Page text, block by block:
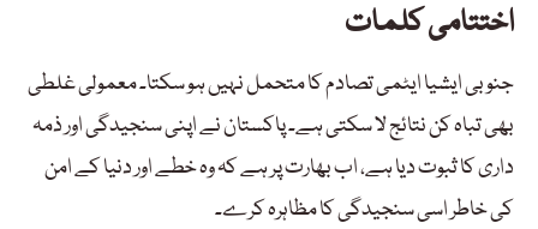
اختتامی کلمات
جنوبی ایشیا ایٹمی تصادم کا متحمل نہیں ہو سکتا۔ معمولی غلطی
بھی تباہ کن نتائج لا سکتی ہے۔ پاکستان نے اپنی سنجیدگی اور ذمہ
داری کا ثبوت دیا ہے، اب بھارت پر ہے کہ وہ خطے اور دنیا کے امن
کی خاطر اسی سنجیدگی کا مظاہرہ کرے۔